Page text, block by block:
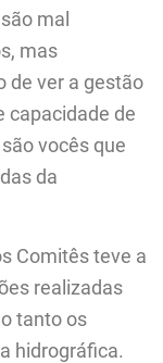
mal
mas
de ver a gestão
capacidade de
vocês que
da
Comitês teve a
realizadas
tanto os
hidrográfica.